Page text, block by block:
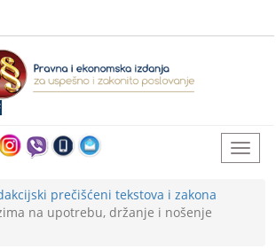
prečišćeni tekstova i zakona
na upotrebu, držanje i nošenje